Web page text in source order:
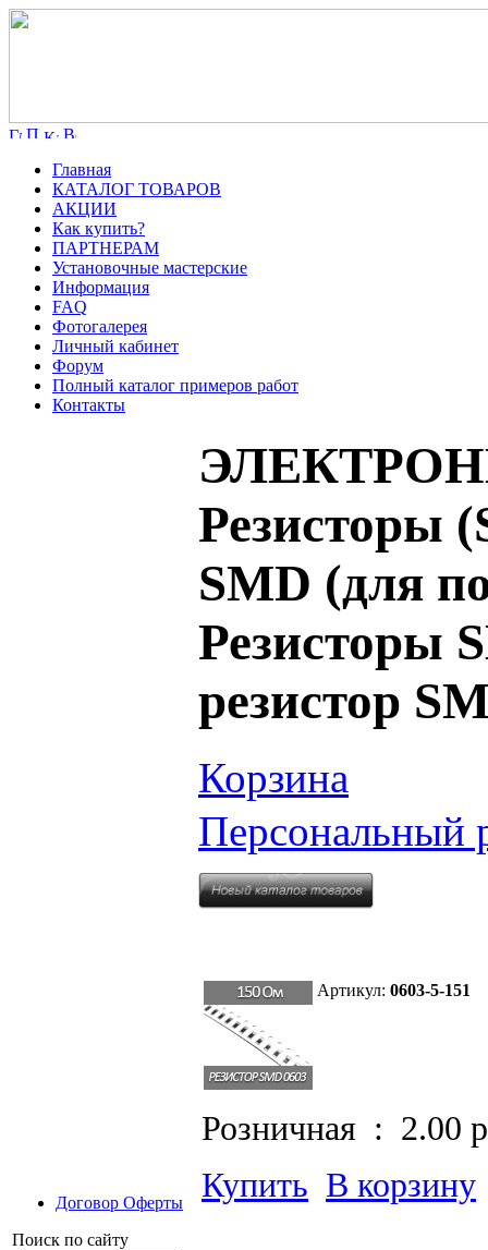
Главная
КАТАЛОГ ТОВАРОВ
АКЦИИ
Как купить?
ПАРТНЕРАМ
Установочные мастерские
Информация
FAQ
Фотогалерея
Личный кабинет
Форум
Полный каталог примеров работ
Контакты
Договор Оферты
Поиск по сайту
Резисторы
SMD (для
Резисторы
резистор
Корзина
Персональный
Артикул: 0603-5-151
Розничная : 2.00
Купить В корзину